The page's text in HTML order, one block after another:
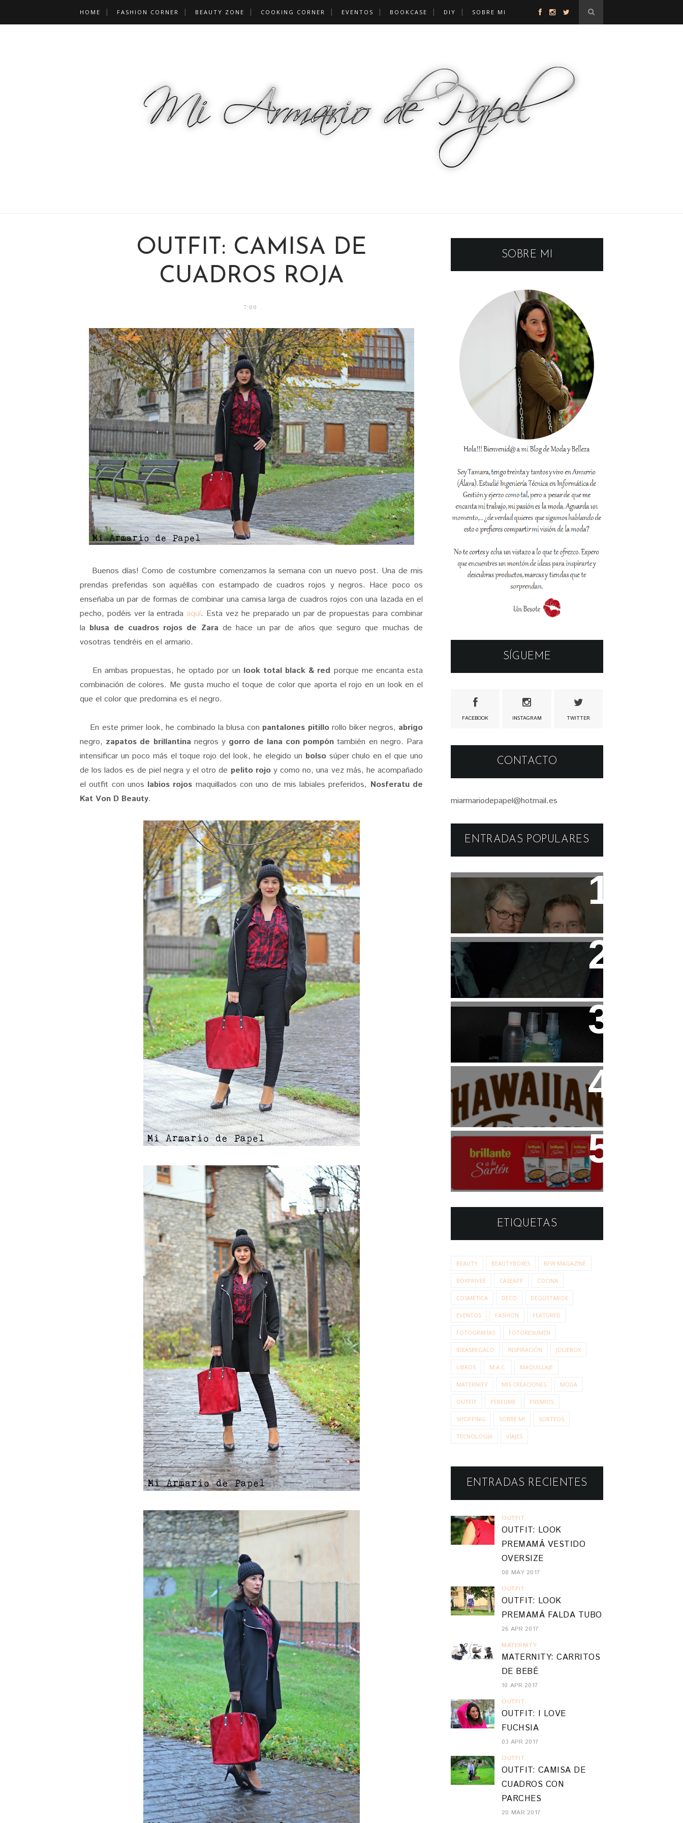
HOME FASHION CORNER BEAUTY ZONE COOKING CORNER EVENTOS BOOKCASE DIY SOBRE MI
OUTFIT: CAMISA DE
CUADROS ROJA
7:00
Buenos días! Como de costumbre comenzamos la semana con un nuevo post. Una de mis
prendas preferidas son aquéllas con estampado de cuadros rojos y negros. Hace poco os
enseñaba un par de formas de combinar una camisa larga de cuadros rojos con una lazada en el
pecho, podéis ver la entradaaquí. Esta vez he preparado un par de propuestas para combinar
la blusa de cuadros rojos de Zara de hace un par de años que seguro que muchas de
vosotras tendréis en el armario.
En ambas propuestas, he optado por un look total black & red porque me encanta esta
combinación de colores. Me gusta mucho el toque de color que aporta el rojo en un look en el
que el color que predomina es el negro.
En este primer look, he combinado la blusa con pantalones pitillorollo biker negros, abrigo
negro, zapatos de brillantina negros y gorro de lana con pompón también en negro. Para
intensificar un poco más el toque rojo del look, he elegido un bolsosúper chulo en el que uno
de los lados es de piel negra y el otro de pelito rojoy como no, una vez más, he acompañado
el outfit con unos labios rojos maquillados con uno de mis labiales preferidos, Nosferatu de
Kat Von D Beauty.
SOBRE MI
SÍGUEME
FACEBOOK INSTAGRAM TWITTER
CONTACTO
miarmariodepapel@hotmail.es
ENTRADAS POPULARES
Libros: Serie Pendergast de
Douglas Preston y Lincoln
Tip: Cuidado con las
Sneakers de HAKEI
Beauty: Mi "Rutina" Facial
Haul: Dúo de Productos
Hawaiian Tropic para el
Veranito
Estudio de Opinión: Brillante
a la Sartén
ETIQUETAS
BEAUTY BEAUTYBOXES BFW MAGAZINE
BOXPRIVEE CASEAPP COCINA
COSMÉTICA DECO DEGUSTABOX
EVENTOS FASHION FEATURED
FOTOGRAFÍAS FOTORESUMEN
IDEASREGALO INSPIRACIÓN JOLIEBOX
LIBROS M.A.C. MAQUILLAJE
MATERNITY MIS CREACIONES MODA
OUTFIT PERFUME PREMIOS
SHOPPING SOBRE MI SORTEOS
TECNOLOGÍA VIAJES
ENTRADAS RECIENTES
OUTFIT
OUTFIT: LOOK
PREMAMÁ VESTIDO
OVERSIZE
08 MAY 2017
OUTFIT
OUTFIT: LOOK
PREMAMÁ FALDA TUBO
26 APR 2017
MATERNITY
MATERNITY: CARRITOS
DE BEBÉ
10 APR 2017
OUTFIT
OUTFIT: I LOVE
FUCHSIA
03 APR 2017
OUTFIT
OUTFIT: CAMISA DE
CUADROS CON
PARCHES
20 MAR 2017